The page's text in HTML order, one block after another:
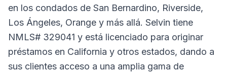
en los condados de San Bernardino, Riverside,
Los Ángeles, Orange y más allá. Selvin tiene
NMLS# 329041 y está licenciado para originar
préstamos en California y otros estados, dando a
sus clientes acceso a una amplia gama de